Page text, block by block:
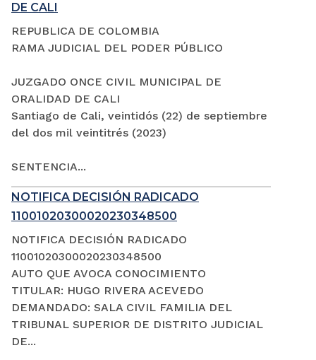
DE CALI
REPUBLICA DE COLOMBIA
RAMA JUDICIAL DEL PODER PÚBLICO
JUZGADO ONCE CIVIL MUNICIPAL DE
ORALIDAD DE CALI
Santiago de Cali, veintidós (22) de septiembre
del dos mil veintitrés (2023)
SENTENCIA...
NOTIFICA DECISIÓN RADICADO
11001020300020230348500
NOTIFICA DECISIÓN RADICADO
11001020300020230348500
AUTO QUE AVOCA CONOCIMIENTO
TITULAR: HUGO RIVERA ACEVEDO
DEMANDADO: SALA CIVIL FAMILIA DEL
TRIBUNAL SUPERIOR DE DISTRITO JUDICIAL
DE...